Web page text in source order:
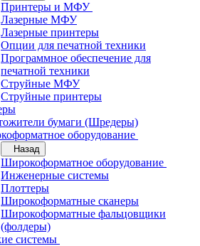
Принтеры и МФУ
Лазерные МФУ
Лазерные принтеры
Опции для печатной техники
Программное обеспечение для
печатной техники
Струйные МФУ
Струйные принтеры
бумаги (Шредеры)
оборудование
Назад
Широкоформатное оборудование
Инженерные системы
Плоттеры
Широкоформатные сканеры
Широкоформатные фальцовщики
(фолдеры)
системы